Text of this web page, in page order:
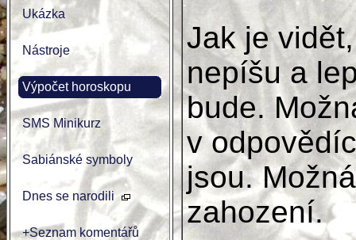
Ukázka
Nástroje
Výpočet horoskopu
SMS Minikurz
Sabiánské symboly
Dnes se narodili
+Seznam komentářů
Jak je
nepíšu a
bude.
v
jsou.
zahození.